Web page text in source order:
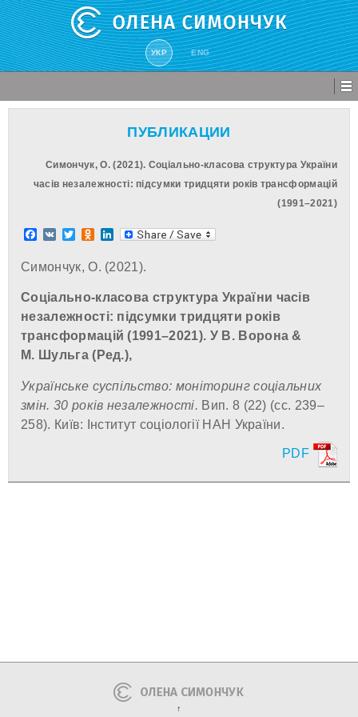
УКР ENG
ПУБЛИКАЦИИ
Симончук, О. (2021). Соціально-класова структура України
часів незалежності: підсумки тридцяти років трансформацій
(1991–2021)
Facebook
VK TwitterOdnoklassniki
LinkedIn
Симончук, О. (2021).
Соціально-класова структура України часів
незалежності: підсумки тридцяти років
трансформацій (1991–2021). У В. Ворона &
М. Шульга (Ред.),
Українське суспільство: моніторинг соціальних
змін. 30 років незалежності. Вип. 8 (22) (сс. 239–
258). Київ: Інститут соціології НАН України.
PDF
↑